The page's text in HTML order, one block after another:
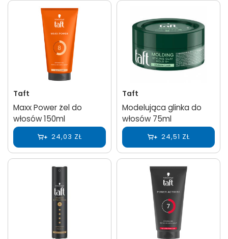
Taft
Maxx Power żel do
włosów 150ml
24,03 ZŁ
Taft
Modelująca glinka do
włosów 75ml
24,51 ZŁ